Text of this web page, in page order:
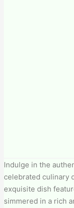
Indulge in the
celebrated culinary
exquisite dish
simmered in a rich